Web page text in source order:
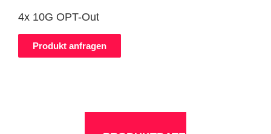
4x 10G OPT-Out
Produkt anfragen